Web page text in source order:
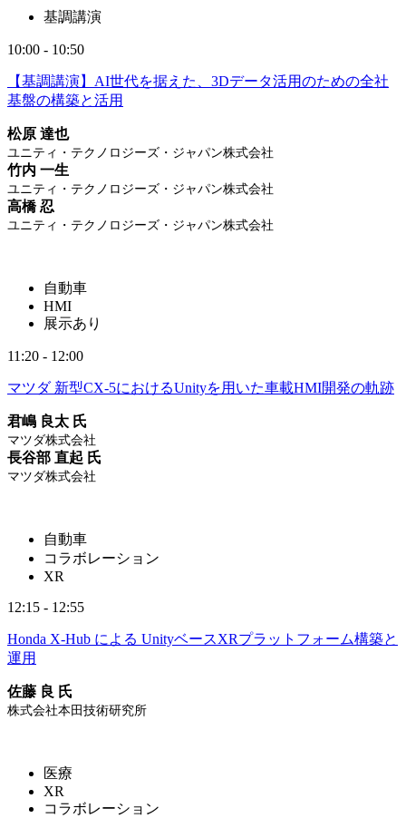
基調講演
10:00 - 10:50
【基調講演】AI世代を据えた、3Dデータ活用のための全社
基盤の構築と活用
松原 達也
ユニティ・テクノロジーズ・ジャパン株式会社
竹内 一生
ユニティ・テクノロジーズ・ジャパン株式会社
高橋 忍
ユニティ・テクノロジーズ・ジャパン株式会社
自動車
HMI
展示あり
11:20 - 12:00
マツダ 新型CX-5におけるUnityを用いた車載HMI開発の軌跡
君嶋 良太 氏
マツダ株式会社
長谷部 直起 氏
マツダ株式会社
自動車
コラボレーション
XR
12:15 - 12:55
Honda X-Hub による UnityベースXRプラットフォーム構築と
運用
佐藤 良 氏
株式会社本田技術研究所
医療
XR
コラボレーション